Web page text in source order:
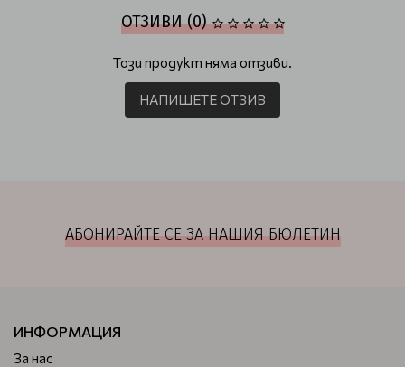
ОТЗИВИ (0)
Този продукт няма отзиви.
НАПИШЕТЕ ОТЗИВ
АБОНИРАЙТЕ СЕ ЗА НАШИЯ БЮЛЕТИН
ИНФОРМАЦИЯ
За нас